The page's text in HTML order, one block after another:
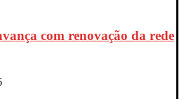
com renovação da rede